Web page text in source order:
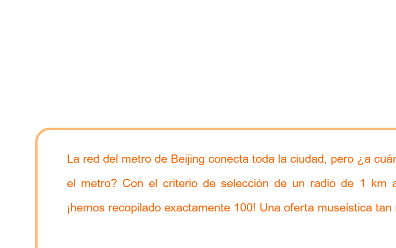
La red del metro de Beijing conecta toda la ciudad, pero ¿a
el metro? Con el criterio de selección de un radio de 1 km
¡hemos recopilado exactamente 100! Una oferta museística